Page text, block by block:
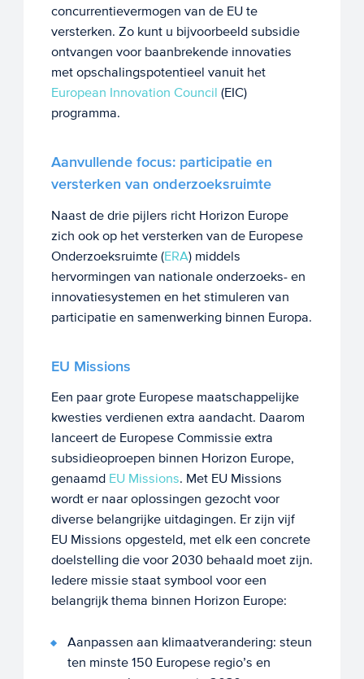
concurrentievermogen van de EU te
versterken. Zo kunt u bijvoorbeeld subsidie
ontvangen voor baanbrekende innovaties
met opschalingspotentieel vanuit het
European Innovation Council (EIC)
programma.
Aanvullende focus: participatie en
versterken van onderzoeksruimte
Naast de drie pijlers richt Horizon Europe
zich ook op het versterken van de Europese
Onderzoeksruimte (ERA) middels
hervormingen van nationale onderzoeks- en
innovatiesystemen en het stimuleren van
participatie en samenwerking binnen Europa.
EU Missions
Een paar grote Europese maatschappelijke
kwesties verdienen extra aandacht. Daarom
lanceert de Europese Commissie extra
subsidieoproepen binnen Horizon Europe,
genaamd EU Missions. Met EU Missions
wordt er naar oplossingen gezocht voor
diverse belangrijke uitdagingen. Er zijn vijf
EU Missions opgesteld, met elk een concrete
doelstelling die voor 2030 behaald moet zijn.
Iedere missie staat symbool voor een
belangrijk thema binnen Horizon Europe:
Aanpassen aan klimaatverandering: steun
ten minste 150 Europese regio’s en